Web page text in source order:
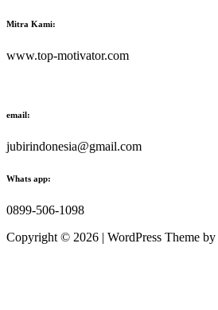
Mitra Kami:
www.top-motivator.com
email:
jubirindonesia@gmail.com
Whats app:
0899-506-1098
Copyright © 2026 | WordPress Theme by